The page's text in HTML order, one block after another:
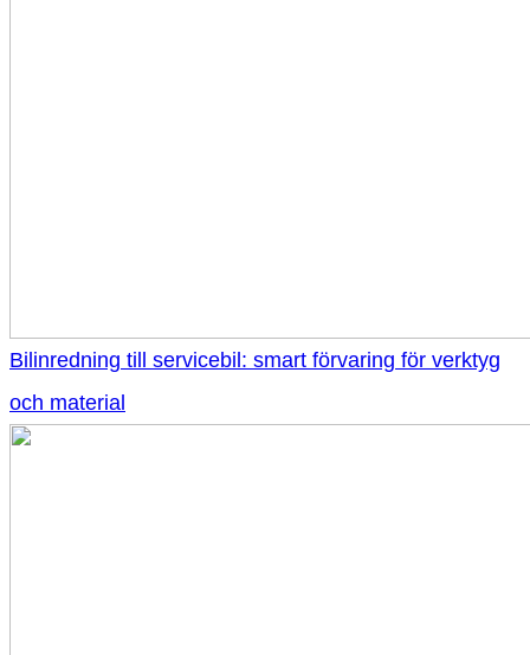
Bilinredning till servicebil: smart förvaring för verktyg
och material